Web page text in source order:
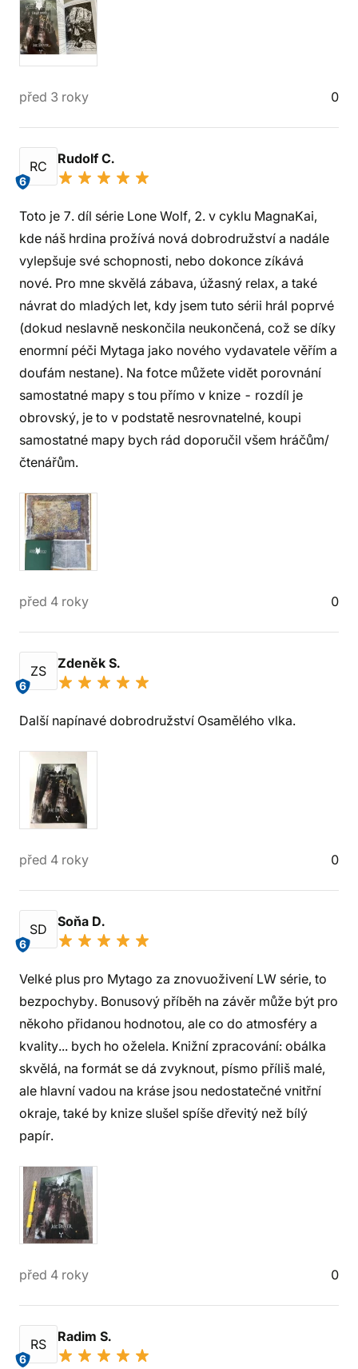
před 3 roky 0
RC
6
Rudolf C.
Toto je 7. díl série Lone Wolf, 2. v cyklu MagnaKai,
kde náš hrdina prožívá nová dobrodružství a nadále
vylepšuje své schopnosti, nebo dokonce zíkává
nové. Pro mne skvělá zábava, úžasný relax, a také
návrat do mladých let, kdy jsem tuto sérii hrál poprvé
(dokud neslavně neskončila neukončená, což se díky
enormní péči Mytaga jako nového vydavatele věřím a
doufám nestane). Na fotce můžete vidět porovnání
samostatné mapy s tou přímo v knize - rozdíl je
obrovský, je to v podstatě nesrovnatelné, koupi
samostatné mapy bych rád doporučil všem hráčům/
čtenářům.
před 4 roky 0
ZS
6
Zdeněk S.
Další napínavé dobrodružství Osamělého vlka.
před 4 roky 0
SD
6
Soňa D.
Velké plus pro Mytago za znovuoživení LW série, to
bezpochyby. Bonusový příběh na závěr může být pro
někoho přidanou hodnotou, ale co do atmosféry a
kvality... bych ho oželela. Knižní zpracování: obálka
skvělá, na formát se dá zvyknout, písmo příliš malé,
ale hlavní vadou na kráse jsou nedostatečné vnitřní
okraje, také by knize slušel spíše dřevitý než bílý
papír.
před 4 roky 0
RS
6
Radim S.